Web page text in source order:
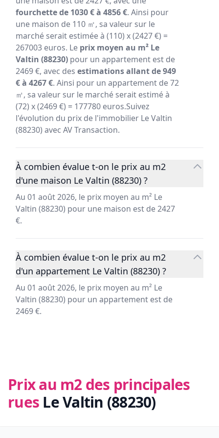
fourchette de 1030 € à 4856 €. Ainsi pour
une maison de 110 ㎡, sa valeur sur le
marché serait estimée à (110) x (2427 €) =
267003 euros. Le prix moyen au m² Le
Valtin (88230) pour un appartement est de
2469 €, avec des estimations allant de 949
€ à 4267 €. Ainsi pour un appartement de 72
㎡, sa valeur sur le marché serait estimé à
(72) x (2469 €) = 177780 euros.Suivez
l'évolution du prix de l'immobilier Le Valtin
(88230) avec AV Transaction.
À combien évalue t-on le prix au m2
d'une maison Le Valtin (88230) ?
Au 01 août 2026, le prix moyen au m² Le
Valtin (88230) pour une maison est de 2427
€.
À combien évalue t-on le prix au m2
d'un appartement Le Valtin (88230) ?
Au 01 août 2026, le prix moyen au m² Le
Valtin (88230) pour un appartement est de
2469 €.
Prix au m2 des principales
rues Le Valtin (88230)